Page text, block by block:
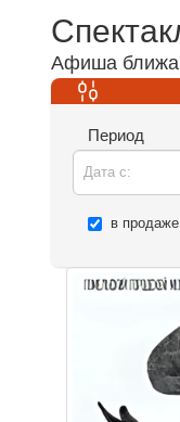
Афиша
Период
Дата c:
в продаже